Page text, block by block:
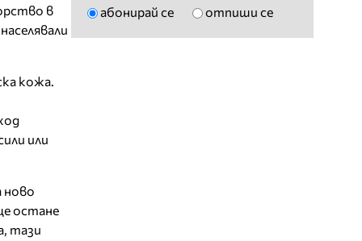
в
кожа.
или
ново
остане
тази
абонирай се отпиши се